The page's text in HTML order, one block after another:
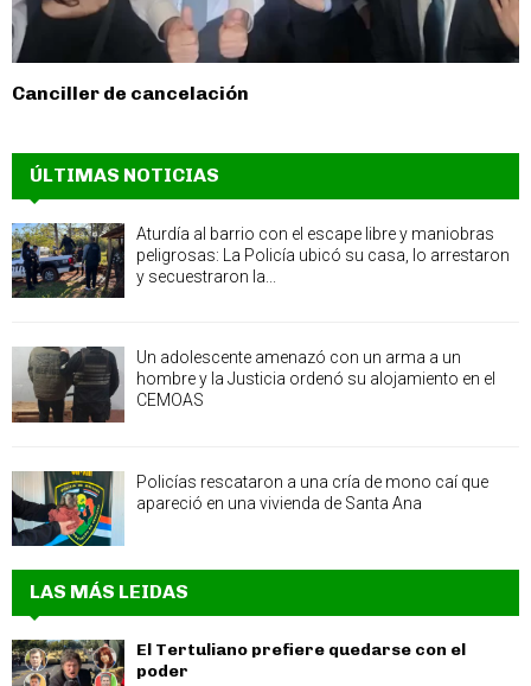
Canciller de cancelación
ÚLTIMAS NOTICIAS
Aturdía al barrio con el escape libre y maniobras
peligrosas: La Policía ubicó su casa, lo arrestaron
y secuestraron la...
Un adolescente amenazó con un arma a un
hombre y la Justicia ordenó su alojamiento en el
CEMOAS
Policías rescataron a una cría de mono caí que
apareció en una vivienda de Santa Ana
LAS MÁS LEIDAS
El Tertuliano prefiere quedarse con el
poder